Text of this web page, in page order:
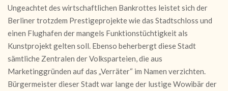
Ungeachtet des wirtschaftlichen Bankrottes leistet sich der
Berliner trotzdem Prestigeprojekte wie das Stadtschloss und
einen Flughafen der mangels Funktionstüchtigkeit als
Kunstprojekt gelten soll. Ebenso beherbergt diese Stadt
sämtliche Zentralen der Volksparteien, die aus
Marketinggründen auf das „Verräter“ im Namen verzichten.
Bürgermeister dieser Stadt war lange der lustige Wowibär der